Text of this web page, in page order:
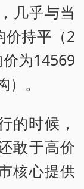
几乎与当
价持平（2
为14569
。
的时候，
敢于高价
核心提供